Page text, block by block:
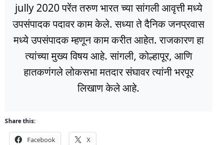
jully 2020 परेंत तरुण भारत च्या सांगली आवृत्ती मध्ये
उपसंपादक पदावर काम केले. सध्या ते दैनिक जनप्रवास
मध्ये उपसंपादक म्हणून काम करीत आहेत. राजकारण हा
त्यांच्या मुख्य विषय आहे. सांगली, कोल्हापूर, आणि
हातकणंगले लोकसभा मतदार संघावर त्यांनी भरपूर
लिखाण केले आहे.
Share this:
Facebook X